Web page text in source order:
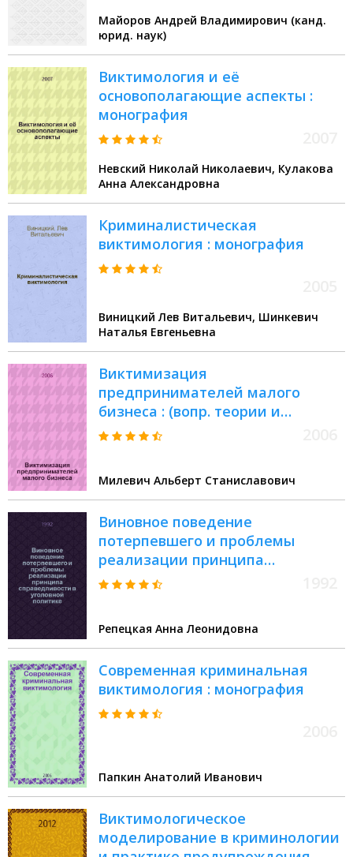
Майоров Андрей Владимирович (канд.
юрид. наук)
Виктимология и её
основополагающие аспекты :
монография
Невский Николай Николаевич, Кулакова
Анна Александровна
Криминалистическая
виктимология : монография
Виницкий Лев Витальевич, Шинкевич
Наталья Евгеньевна
Виктимизация
предпринимателей малого
бизнеса : (вопр. теории и
практики)
Милевич Альберт Станиславович
Виновное поведение
потеpпевшего и пpоблемы
pеализации пpинципа
спpаведливости в уголовной
Репецкая Анна Леонидовна
Современная криминальная
виктимология : монография
Папкин Анатолий Иванович
Виктимологическое
моделирование в криминологии